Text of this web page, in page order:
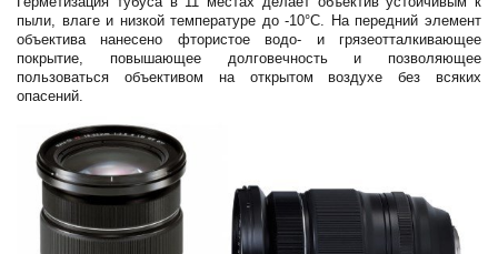
пыли, влаге и низкой температуре до -10°C. На передний элемент
объектива нанесено фтористое водо- и грязеотталкивающее
покрытие, повышающее долговечность и позволяющее
пользоваться объективом на открытом воздухе без всяких
опасений.